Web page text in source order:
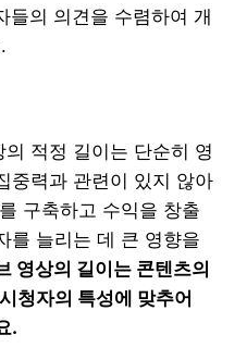
들의 의견을 수렴하여 개
적정 길이는 단순히 영
중력과 관련이 있지 않아
구축하고 수익을 창출
를 늘리는 데 큰 영향을
영상의 길이는 콘텐츠의
청자의 특성에 맞추어
.